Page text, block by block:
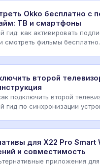
Okko бесплатно с
ТВ и смартфоны
гид: как активировать
смотреть фильмы
второй
подключить второй
гид по синхронизации
для X22 Pro Smart
и совместимость
приложения